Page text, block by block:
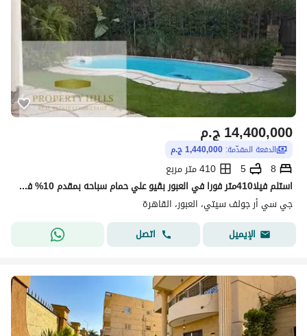
ج.م14,400,000
الدفعة المقدّمة: 1,440,000 ج.م
8
5
410 متر مربع
استلم فيلا410متر فورا في العبور بڤيو علي حمام سباحه بمقدم 10% فقط
جي سي أر جولف سيتي، العبور، القاهرة
الإيميل
اتصل